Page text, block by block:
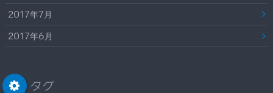
2017年7月
2017年6月
タグ